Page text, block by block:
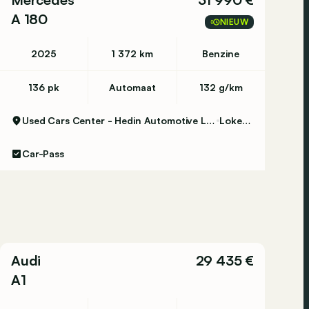
A 180
NIEUW
2025 1 372 km Benzine
136 pk Automaat 132 g/km
Used Cars Center - Hedin Automotive Lokeren Lokeren
Car-Pass
Audi
A1
29 435 €